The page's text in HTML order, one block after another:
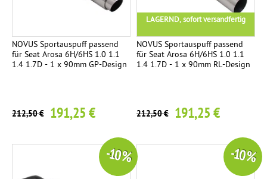
NOVUS Sportauspuff passend
für Seat Arosa 6H/6HS 1.0 1.1
1.4 1.7D - 1 x 90mm GP-Design
212,50 € 191,25 €
LAGERND, sofort versandfertig
NOVUS Sportauspuff passend
für Seat Arosa 6H/6HS 1.0 1.1
1.4 1.7D - 1 x 90mm RL-Design
212,50 € 191,25 €
-10 % -10 %